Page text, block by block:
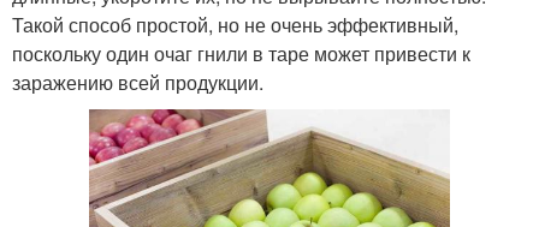
Такой способ простой, но не очень эффективный,
поскольку один очаг гнили в таре может привести к
заражению всей продукции.